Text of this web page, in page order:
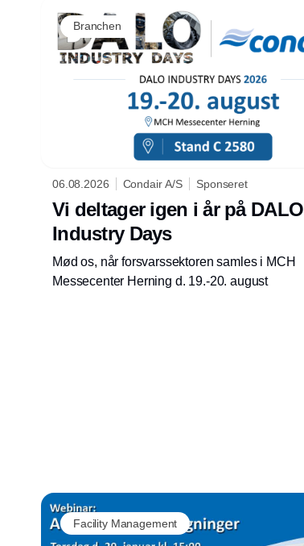
Branchen
06.08.2026 Condair A/S Sponseret
Vi deltager igen i år på DALO
Industry Days
Mød os, når forsvarssektoren samles i MCH
Messecenter Herning d. 19.-20. august
Facility Management